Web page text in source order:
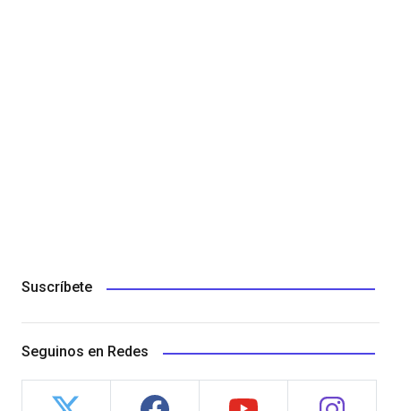
Suscríbete
Seguinos en Redes